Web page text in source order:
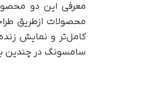
معرفی این دو
محصولات ازطریق
سامسونگ در